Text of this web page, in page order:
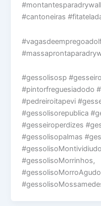
#cantoneiras
#gessolisosp
#pintorfreguesiadodo
#pedreiroitapevi
#gessolisorepublica
#gesseiroperdizes
#gessolisopalmas
#gessolisoMorrinhos,